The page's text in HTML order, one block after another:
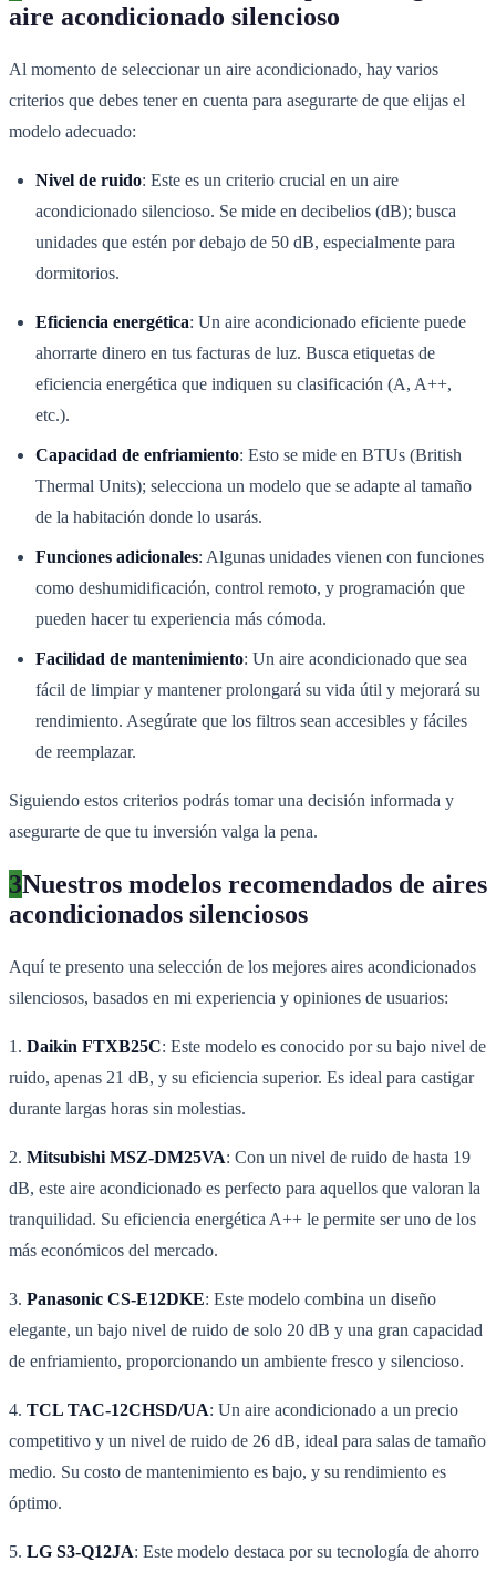
aire acondicionado silencioso
Al momento de seleccionar un aire acondicionado, hay varios
criterios que debes tener en cuenta para asegurarte de que elijas el
modelo adecuado:
Nivel de ruido: Este es un criterio crucial en un aire
acondicionado silencioso. Se mide en decibelios (dB); busca
unidades que estén por debajo de 50 dB, especialmente para
dormitorios.
Eficiencia energética: Un aire acondicionado eficiente puede
ahorrarte dinero en tus facturas de luz. Busca etiquetas de
eficiencia energética que indiquen su clasificación (A, A++,
etc.).
Capacidad de enfriamiento: Esto se mide en BTUs (British
Thermal Units); selecciona un modelo que se adapte al tamaño
de la habitación donde lo usarás.
Funciones adicionales: Algunas unidades vienen con funciones
como deshumidificación, control remoto, y programación que
pueden hacer tu experiencia más cómoda.
Facilidad de mantenimiento: Un aire acondicionado que sea
fácil de limpiar y mantener prolongará su vida útil y mejorará su
rendimiento. Asegúrate que los filtros sean accesibles y fáciles
de reemplazar.
Siguiendo estos criterios podrás tomar una decisión informada y
asegurarte de que tu inversión valga la pena.
3Nuestros modelos recomendados de aires
acondicionados silenciosos
Aquí te presento una selección de los mejores aires acondicionados
silenciosos, basados en mi experiencia y opiniones de usuarios:
1. Daikin FTXB25C: Este modelo es conocido por su bajo nivel de
ruido, apenas 21 dB, y su eficiencia superior. Es ideal para castigar
durante largas horas sin molestias.
2. Mitsubishi MSZ-DM25VA: Con un nivel de ruido de hasta 19
dB, este aire acondicionado es perfecto para aquellos que valoran la
tranquilidad. Su eficiencia energética A++ le permite ser uno de los
más económicos del mercado.
3. Panasonic CS-E12DKE: Este modelo combina un diseño
elegante, un bajo nivel de ruido de solo 20 dB y una gran capacidad
de enfriamiento, proporcionando un ambiente fresco y silencioso.
4. TCL TAC-12CHSD/UA: Un aire acondicionado a un precio
competitivo y un nivel de ruido de 26 dB, ideal para salas de tamaño
medio. Su costo de mantenimiento es bajo, y su rendimiento es
óptimo.
5. LG S3-Q12JA: Este modelo destaca por su tecnología de ahorro